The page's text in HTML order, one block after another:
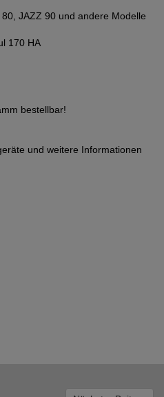
JAZZ 90 und andere Modelle
170 HA
bestellbar!
und weitere Informationen